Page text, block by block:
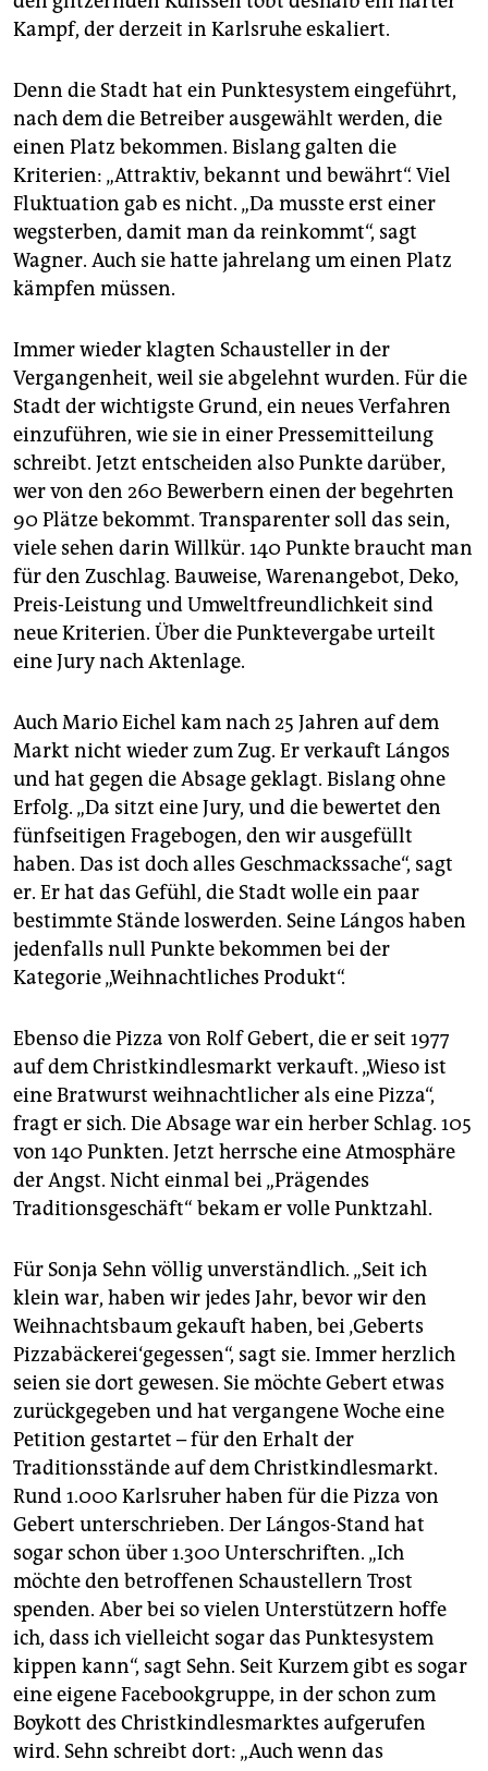
Kampf, der derzeit in Karlsruhe eskaliert.
Denn die Stadt hat ein Punktesystem eingeführt,
nach dem die Betreiber ausgewählt werden, die
einen Platz bekommen. Bislang galten die
Kriterien: „Attraktiv, bekannt und bewährt“. Viel
Fluktuation gab es nicht. „Da musste erst einer
wegsterben, damit man da reinkommt“, sagt
Wagner. Auch sie hatte jahrelang um einen Platz
kämpfen müssen.
Immer wieder klagten Schausteller in der
Vergangenheit, weil sie abgelehnt wurden. Für die
Stadt der wichtigste Grund, ein neues Verfahren
einzuführen, wie sie in einer Pressemitteilung
schreibt. Jetzt entscheiden also Punkte dar­über,
wer von den 260 Bewerbern einen der begehrten
90 Plätze bekommt. Transparenter soll das sein,
viele sehen darin Willkür. 140 Punkte braucht man
für den Zuschlag. Bauweise, Warenangebot, Deko,
Preis-Leistung und Umweltfreundlichkeit sind
neue Kriterien. Über die Punktevergabe urteilt
eine Jury nach Aktenlage.
Auch Mario Eichel kam nach 25 Jahren auf dem
Markt nicht wieder zum Zug. Er verkauft Lángos
und hat gegen die Absage geklagt. Bislang ohne
Erfolg. „Da sitzt eine Jury, und die bewertet den
fünfseitigen Fragebogen, den wir ausgefüllt
haben. Das ist doch alles Geschmackssache“, sagt
er. Er hat das Gefühl, die Stadt wolle ein paar
bestimmte Stände loswerden. Seine Lángos haben
jedenfalls null Punkte bekommen bei der
Kategorie „Weihnachtliches Produkt“.
Ebenso die Pizza von Rolf Gebert, die er seit 1977
auf dem Christkindlesmarkt verkauft. „Wieso ist
eine Bratwurst weihnachtlicher als eine Pizza“,
fragt er sich. Die Absage war ein herber Schlag. 105
von 140 Punkten. Jetzt herrsche eine Atmosphäre
der Angst. Nicht einmal bei „Prägendes
Traditionsgeschäft“ bekam er volle Punktzahl.
Für Sonja Sehn völlig unverständlich. „Seit ich
klein war, haben wir jedes Jahr, bevor wir den
Weihnachtsbaum gekauft haben, bei ‚Geberts
Pizzabäckerei‘gegessen“, sagt sie. Immer herzlich
seien sie dort gewesen. Sie möchte Gebert etwas
zurückgegeben und hat vergangene Woche eine
Petition gestartet – für den Erhalt der
Traditionsstände auf dem Christkindlesmarkt.
Rund 1.000 Karlsruher haben für die Pizza von
Gebert unterschrieben. Der Lángos-Stand hat
sogar schon über 1.300 Unterschriften. „Ich
möchte den betroffenen Schaustellern Trost
spenden. Aber bei so vielen Unterstützern hoffe
ich, dass ich vielleicht sogar das Punktesystem
kippen kann“, sagt Sehn. Seit Kurzem gibt es sogar
eine eigene Facebookgruppe, in der schon zum
Boykott des Christkindlesmarktes aufgerufen
wird. Sehn schreibt dort: „Auch wenn das